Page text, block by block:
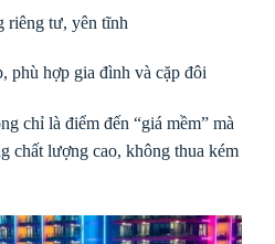
riêng tư, yên tĩnh
phù hợp gia đình và cặp đôi
chỉ là điểm đến “giá mềm” mà
chất lượng cao, không thua kém